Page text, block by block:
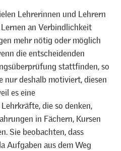
Lehrerinnen und Lehrern
an Verbindlichkeit
mehr nötig oder möglich
die entscheidenden
stattfinden, so
nur deshalb motiviert, diesen
es eine
die so denken,
in Fächern, Kursen
Sie beobachten, dass
Aufgaben aus dem Weg